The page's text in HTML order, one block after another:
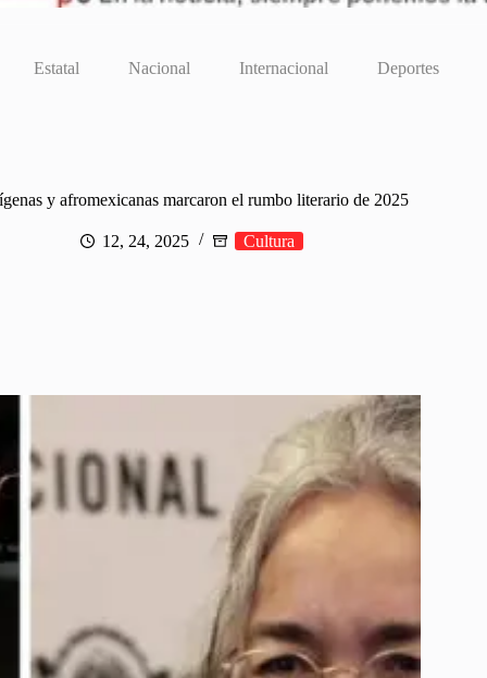
Estatal Nacional Internacional Deportes
y afromexicanas marcaron el rumbo literario de 2025
12, 24, 2025 Cultura